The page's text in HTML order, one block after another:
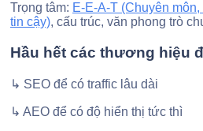
Trọng tâm: E-E-A-T (Chuyên
tin cậy), cấu trúc, văn phong trò
Hầu hết các thương hiệu
↳ SEO để có traffic lâu dài
↳ AEO để có độ hiển thị tức thì